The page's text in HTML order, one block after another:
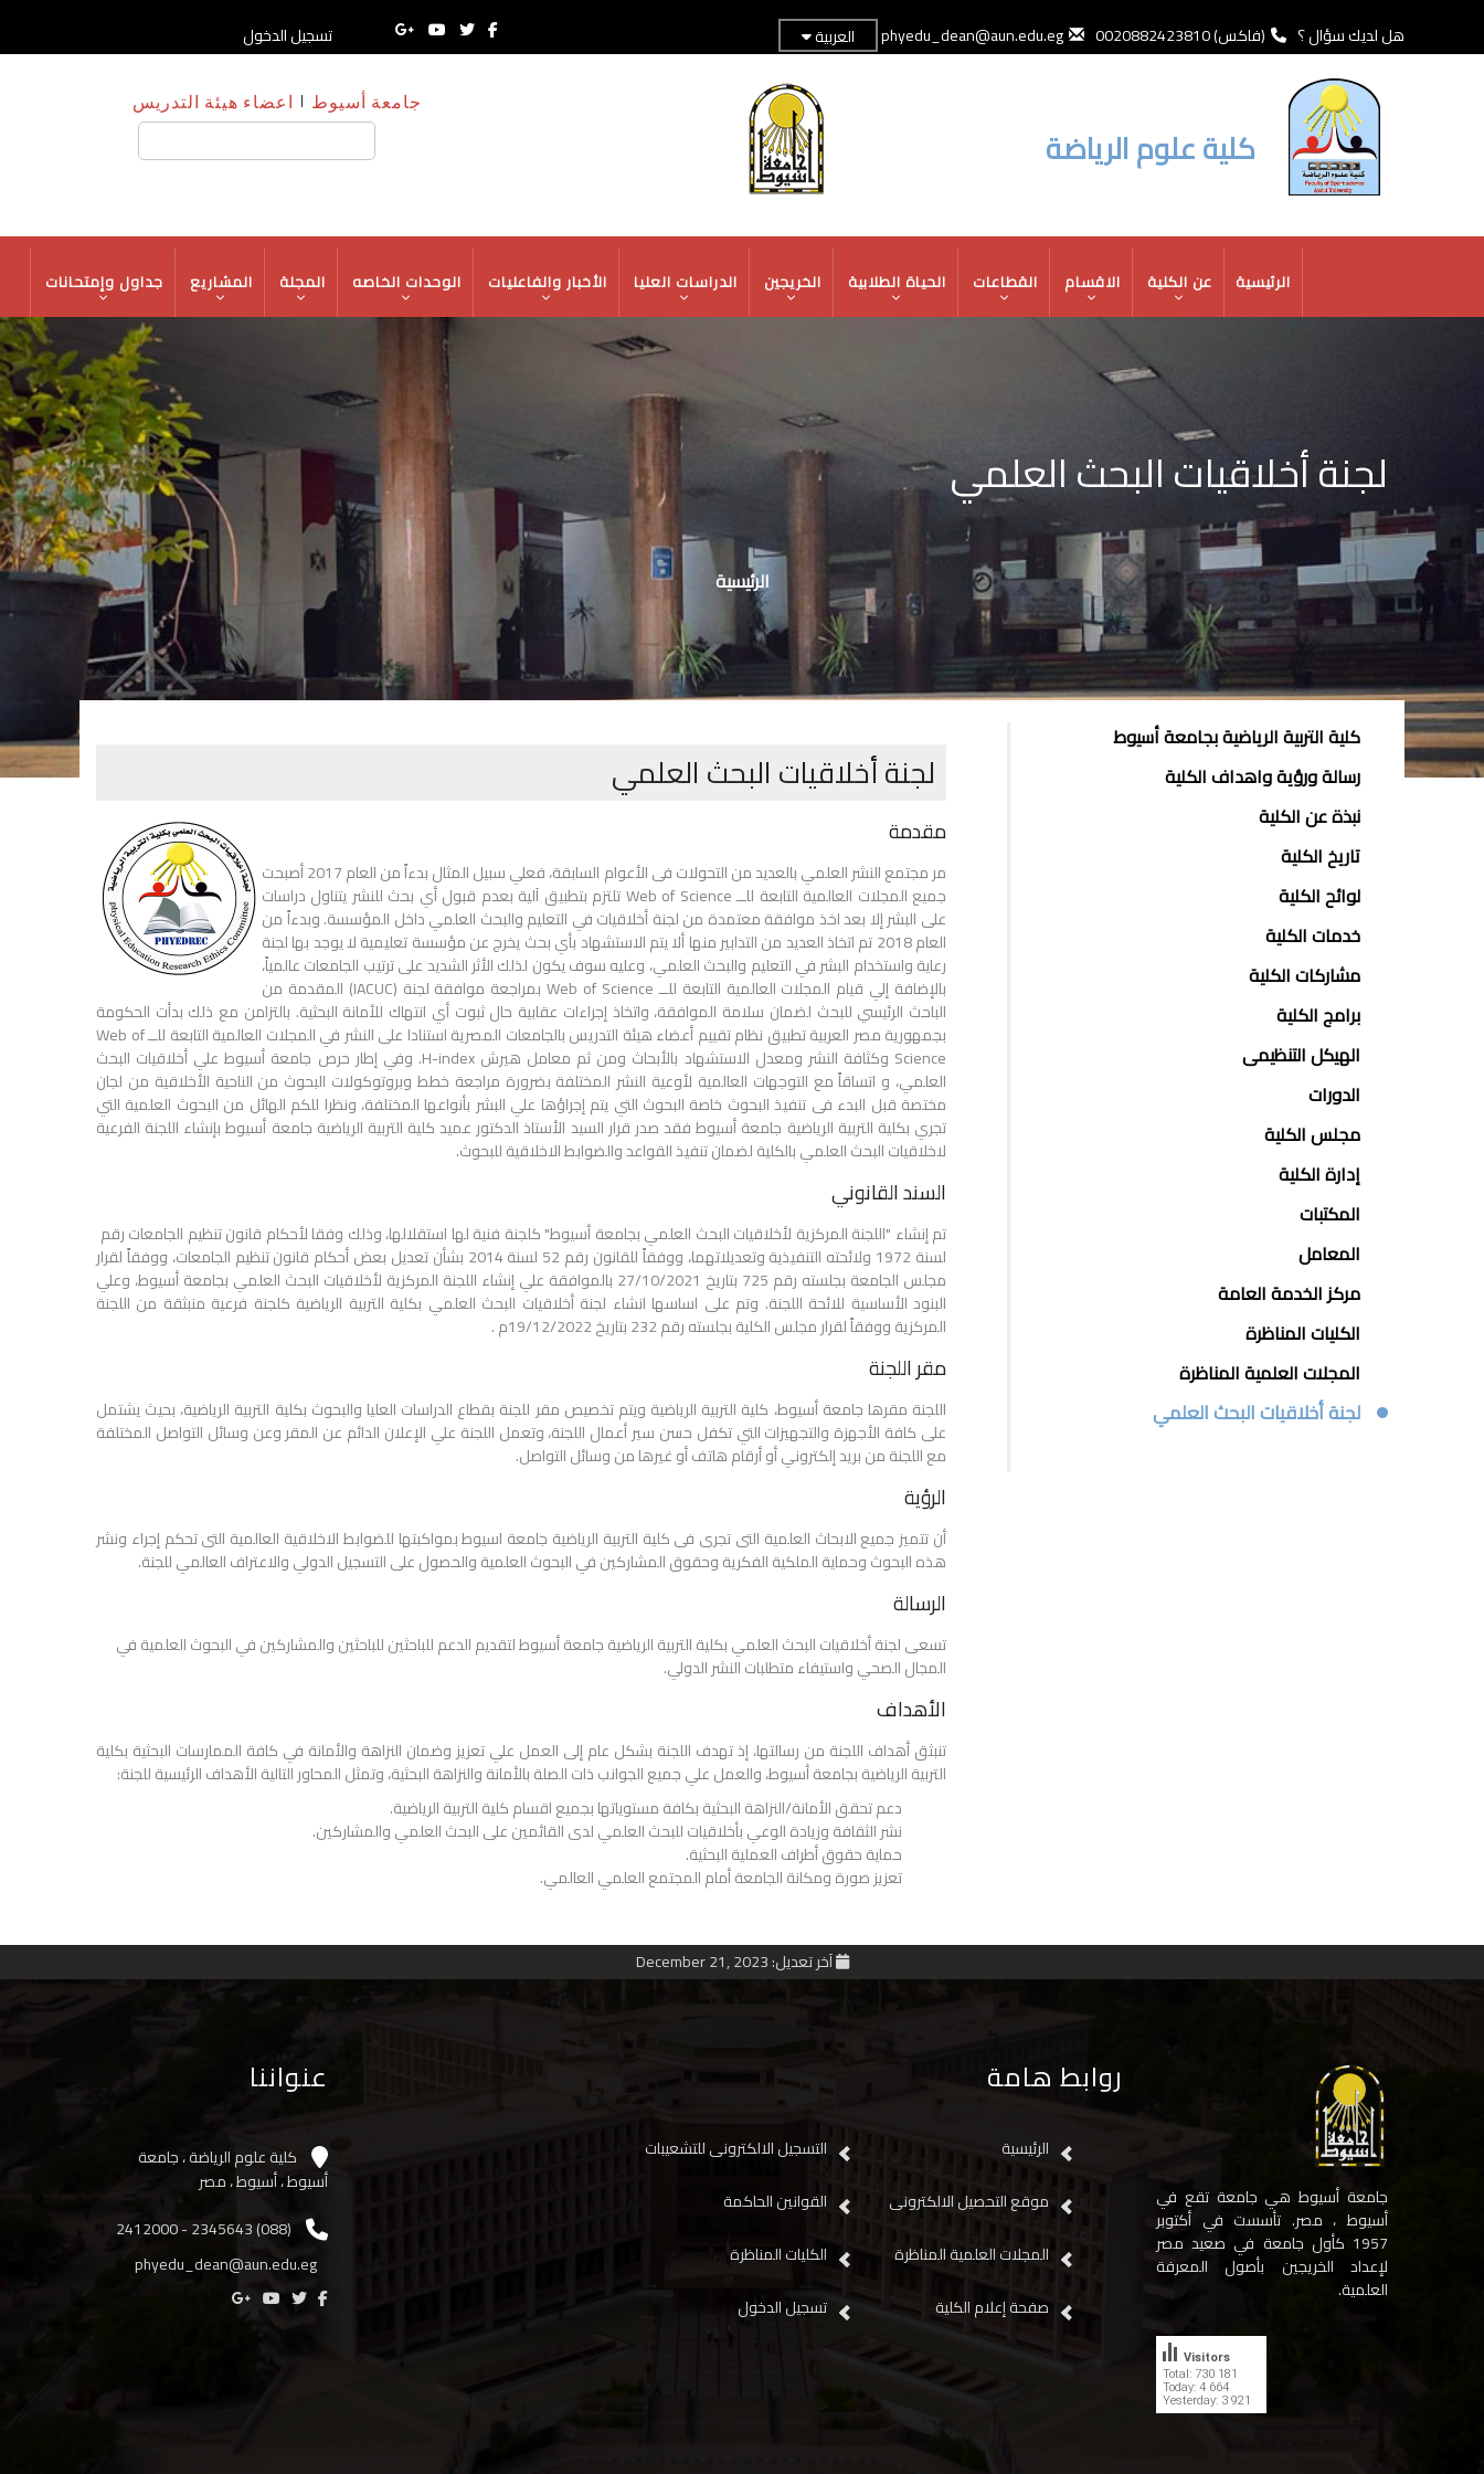
المحتوى
هل لديك سؤال ؟ (فاكس) 0020882423810 phyedu_dean@aun.edu.eg العربية تسجيل الدخول
كلية علوم الرياضة
جامعة أسيوط اعضاء هيئة التدريس
بحث
الرئيسية عن الكلية الاقسام القطاعات الحياة الطلابية الخريجين الدراسات العليا الأخبار والفاعليات الوحدات الخاصه المجلة المشاريع جداول وإمتحانات
لجنة أخلاقيات البحث العلمي
مسار
التنقل
الرئيسية
لجنة أخلاقيات البحث العلمي
مقدمة
مر مجتمع النشر العلمي بالعديد من التحولات فى الأعوام السابقة، فعلي سبيل المثال بدءاً من العام 2017 أصبحت
جميع المجلات العالمية التابعة للــ Web of Science تلتزم بتطبيق آلية بعدم قبول أي بحث للنشر يتناول دراسات
على البشر إلا بعد اخذ موافقة معتمدة من لجنة أخلاقيات في التعليم والبحث العلمي داخل المؤسسة. وبدءاً من
العام 2018 تم اتخاذ العديد من التدابير منها ألا يتم الاستشهاد بأي بحث يخرج عن مؤسسة تعليمية لا يوجد بها لجنة
رعاية واستخدام البشر في التعليم والبحث العلمي، وعليه سوف يكون لذلك الأثر الشديد على ترتيب الجامعات عالمياً،
بالإضافة إلي قيام المجلات العالمية التابعة للــ Web of Science بمراجعة موافقة لجنة (IACUC) المقدمة من
الباحث الرئيسي للبحث لضمان سلامة الموافقة، واتخاذ إجراءات عقابية حال ثبوت أي انتهاك للأمانة البحثية. بالتزامن مع ذلك بدأت الحكومة
بجمهورية مصر العربية تطبيق نظام تقييم أعضاء هيئة التدريس بالجامعات المصرية استنادا على النشر في المجلات العالمية التابعة للــ Web of
Science وكثافة النشر ومعدل الاستشهاد بالأبحاث ومن ثم معامل هيرش H-index. وفي إطار حرص جامعة أسيوط علي أخلاقيات البحث
العلمي، و اتساقاً مع التوجهات العالمية لأوعية النشر المختلفة بضرورة مراجعة خطط وبروتوكولات البحوث من الناحية الأخلاقية من لجان
مختصة قبل البدء فى تنفيذ البحوث خاصة البحوث التي يتم إجراؤها علي البشر بأنواعها المختلفة، ونظرا للكم الهائل من البحوث العلمية التي
تجري بكلية التربية الرياضية جامعة أسيوط فقد صدر قرار السيد الأستاذ الدكتور عميد كلية التربية الرياضية جامعة أسيوط بإنشاء اللجنة الفرعية
لاخلاقيات البحث العلمي بالكلية لضمان تنفيذ القواعد والضوابط الاخلاقية للبحوث.
السند القانوني
تم إنشاء "اللجنة المركزية لأخلاقيات البحث العلمي بجامعة أسيوط" كلجنة فنية لها استقلالها، وذلك وفقا لأحكام قانون تنظيم الجامعات رقم
لسنة 1972 ولائحته التنفيذية وتعديلاتهما، ووفقاً للقانون رقم 52 لسنة 2014 بشأن تعديل بعض أحكام قانون تنظيم الجامعات، ووفقاً لقرار
مجلس الجامعة بجلسته رقم 725 بتاريخ 27/10/2021 بالموافقة علي إنشاء اللجنة المركزية لأخلاقيات البحث العلمي بجامعة أسيوط، وعلي
البنود الأساسية للائحة اللجنة. وتم على اساسها انشاء لجنة أخلاقيات البحث العلمي بكلية التربية الرياضية كلجنة فرعية منبثقة من اللجنة
المركزية ووفقاً لقرار مجلس الكلية بجلسته رقم 232 بتاريخ 19/12/2022م .
مقر اللجنة
اللجنة مقرها جامعة أسيوط، كلية التربية الرياضية ويتم تخصيص مقر للجنة بقطاع الدراسات العليا والبحوث بكلية التربية الرياضية، بحيث يشتمل
على كافة الأجهزة والتجهيزات التي تكفل حسن سير أعمال اللجنة، وتعمل اللجنة علي الإعلان الدائم عن المقر وعن وسائل التواصل المختلفة
مع اللجنة من بريد إلكتروني أو أرقام هاتف أو غيرها من وسائل التواصل.
الرؤية
أن تتميز جميع الابحاث العلمية التى تجرى فى كلية التربية الرياضية جامعة اسيوط بمواكبتها للضوابط الاخلاقية العالمية التى تحكم إجراء ونشر
هذه البحوث وحماية الملكية الفكرية وحقوق المشاركين في البحوث العلمية والحصول على التسجيل الدولي والاعتراف العالمي للجنة.
الرسالة
تسعى لجنة أخلاقيات البحث العلمي بكلية التربية الرياضية جامعة أسيوط لتقديم الدعم للباحثين للباحثين والمشاركين في البحوث العلمية في
المجال الصحي واستيفاء متطلبات النشر الدولي.
الأهداف
تنبثق أهداف اللجنة من رسالتها، إذ تهدف اللجنة بشكل عام إلى العمل علي تعزيز وضمان النزاهة والأمانة في كافة الممارسات البحثية بكلية
التربية الرياضية بجامعة أسيوط، والعمل علي جميع الجوانب ذات الصلة بالأمانة والنزاهة البحثية، وتمثل المحاور التالية الأهداف الرئيسية للجنة:
دعم تحقق الأمانة/النزاهة البحثية بكافة مستوياتها بجميع اقسام كلية التربية الرياضية.
نشر الثقافة وزيادة الوعي بأخلاقيات للبحث العلمي لدى القائمين على البحث العلمي والمشاركين.
حماية حقوق أطراف العملية البحثية.
تعزيز صورة ومكانة الجامعة أمام المجتمع العلمي العالمي.
ABOUT
FACULTY
ENGINEERING
كلية التربية الرياضية بجامعة أسيوط
رسالة ورؤية واهداف الكلية
نبذة عن الكلية
تاريخ الكلية
لوائح الكلية
خدمات الكلية
مشاركات الكلية
برامج الكلية
الهيكل التنظيمى
الدورات
مجلس الكلية
إدارة الكلية
المكتبات
المعامل
مركز الخدمة العامة
الكليات المناظرة
المجلات العلمية المناظرة
لجنة أخلاقيات البحث العلمي
آخر تعديل: December 21, 2023
جامعة أسيوط هي جامعة تقع في
أسيوط ، مصر. تأسست في أكتوبر
1957 كأول جامعة في صعيد مصر
لإعداد الخريجين بأصول المعرفة
العلمية.
Total: 730 181
Today: 4 664
Yesterday: 3 921
Visitors
روابط هامة
الرئيسية
التسجيل الالكترونى للتشعيبات
موقع التحصيل الالكترونى
القوانين الحاكمة
المجلات العلمية المناظرة
الكليات المناظرة
صفحة إعلام الكلية
تسجيل الدخول
عنواننا
كلية علوم الرياضة ، جامعة
أسيوط ، أسيوط ، مصر
(088) 2345643 - 2412000
phyedu_dean@aun.edu.eg